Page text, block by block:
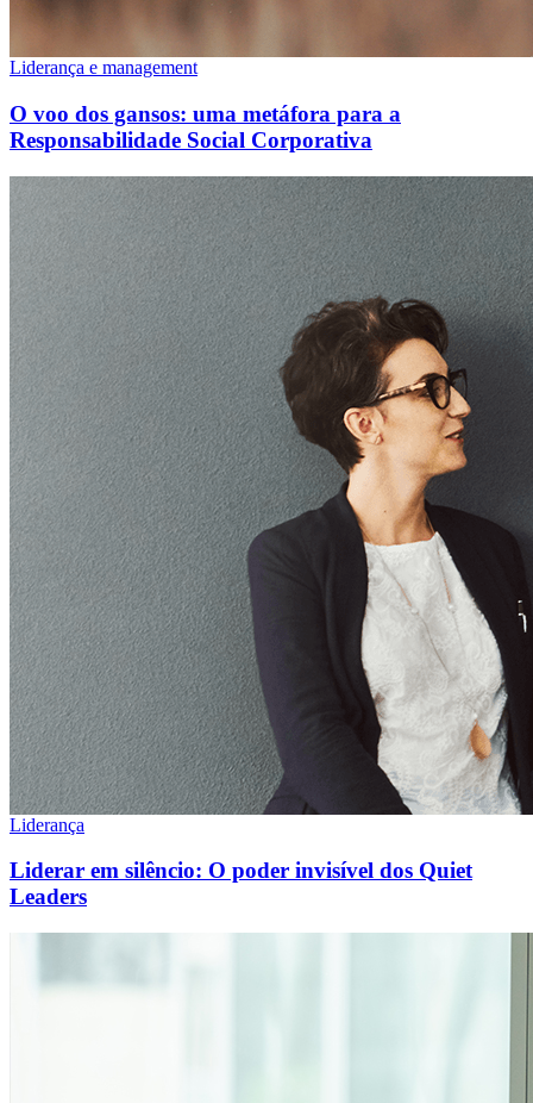
Liderança e management
O voo dos gansos: uma metáfora para a
Responsabilidade Social Corporativa
Liderança
Liderar em silêncio: O poder invisível dos Quiet
Leaders